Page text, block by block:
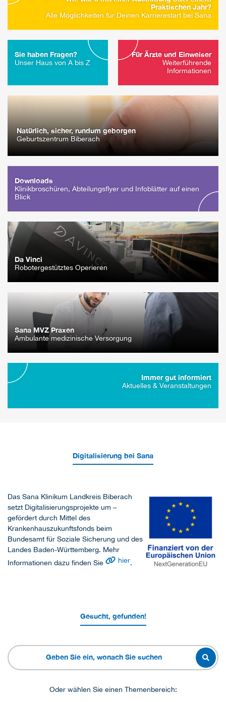
Praktischen Jahr?
Alle Möglichkeiten für Deinen Karrierestart bei Sana
Sie haben Fragen?
Unser Haus von A bis Z
Für Ärzte und Einweiser
Weiterführende
Informationen
Natürlich, sicher, rundum geborgen
Geburtszentrum Biberach
Downloads
Klinikbroschüren, Abteilungsflyer und Infoblätter auf einen
Blick
Da Vinci
Robotergestütztes Operieren
Sana MVZ Praxen
Ambulante medizinische Versorgung
Immer gut informiert
Aktuelles & Veranstaltungen
Digitalisierung bei Sana
Das Sana Klinikum Landkreis Biberach
setzt Digitalisierungsprojekte um –
gefördert durch Mittel des
Krankenhauszukunftsfonds beim
Bundesamt für Soziale Sicherung und des
Landes Baden-Württemberg. Mehr
Informationen dazu finden Sie
hier.
Gesucht, gefunden!
Oder wählen Sie einen Themenbereich: